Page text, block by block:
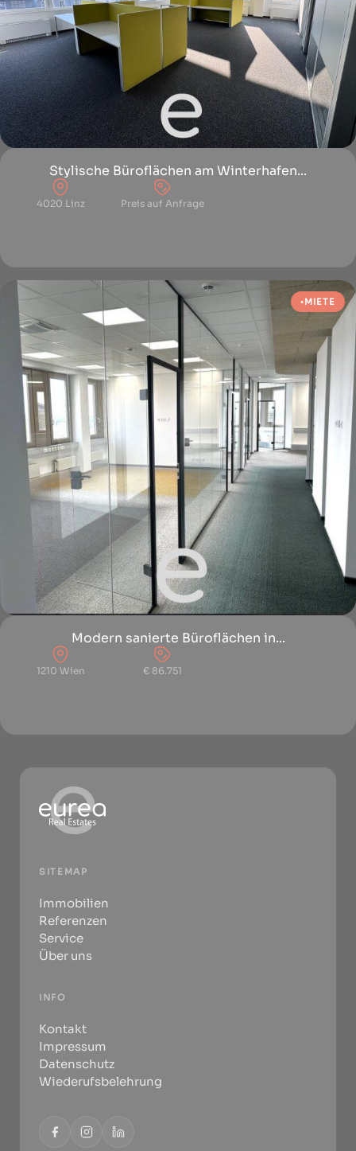
Stylische Büroflächen am Winterhafen...
4020 Linz Preis auf Anfrage
MIETE
Modern sanierte Büroflächen in...
1210 Wien € 86.751
SITEMAP
Immobilien
Referenzen
Service
Über uns
INFO
Kontakt
Impressum
Datenschutz
Wiederufsbelehrung